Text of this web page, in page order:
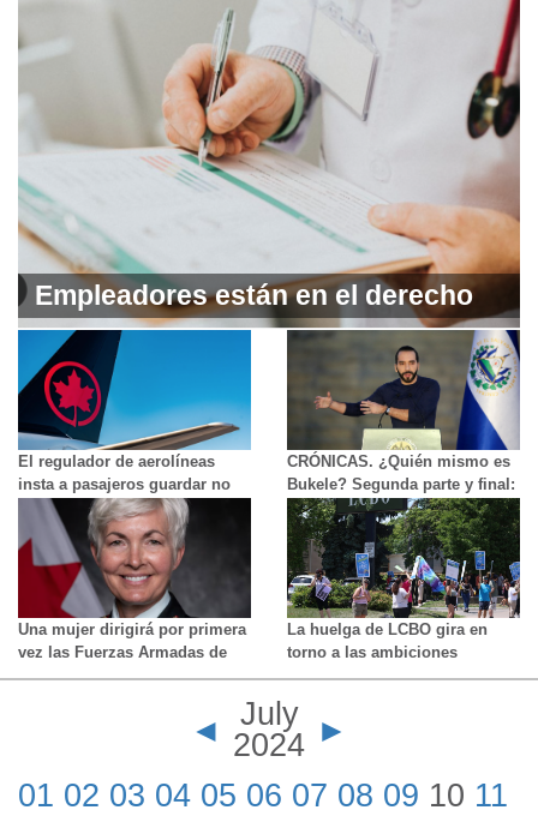
Empleadores están en el derecho
de solicitar información sobre el
pronóstico de sus trabajadores
enfermos
El regulador de aerolíneas
insta a pasajeros guardar no
publicar las decisiones de las
quejas
CRÓNICAS. ¿Quién mismo es
Bukele? Segunda parte y final:
Logros
Una mujer dirigirá por primera
vez las Fuerzas Armadas de
Canadá en plena crisis por los
casos de racismo y agresiones
La huelga de LCBO gira en
torno a las ambiciones
políticas de los dirigentes
◄
July
2024 ►
01 02 03 04 05 06 07 08 09 10 11